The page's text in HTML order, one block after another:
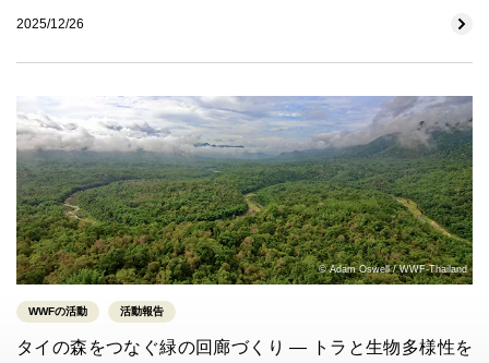
2025/12/26
© Adam Oswell / WWF-Thailand
WWFの活動 活動報告
タイの森をつなぐ緑の回廊づくり ― トラと生物多様性を